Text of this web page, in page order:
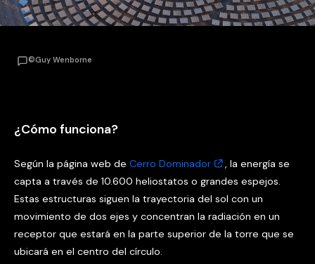
©Guy Wenborne
¿Cómo funciona?
Según la página web de Cerro Dominador
, la energía se
capta a través de 10.600 heliostatos o grandes espejos.
Estas estructuras siguen la trayectoria del sol con un
movimiento de dos ejes y concentran la radiación en un
receptor que estará en la parte superior de la torre que se
ubicará en el centro del círculo.